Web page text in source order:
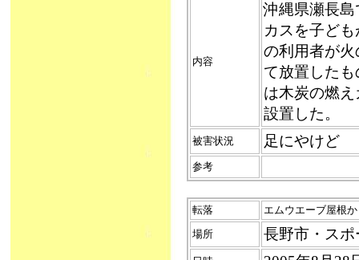
内容
沖縄県瀬長
カスを子ど
の利用者が
て放置した
は木炭の燃
設置した。
被害状況 足にやけど
参考
転落
エムウエーブ屋根
場所
長野市・ス